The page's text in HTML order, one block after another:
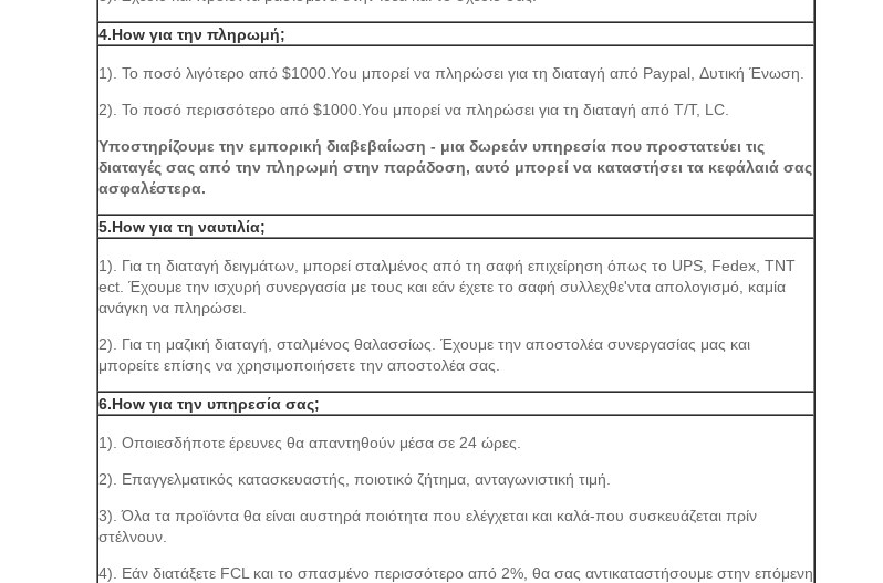
4.How για την πληρωμή;
1). Το ποσό λιγότερο από $1000.You μπορεί να πληρώσει για τη διαταγή από Paypal, Δυτική Ένωση.
2). Το ποσό περισσότερο από $1000.You μπορεί να πληρώσει για τη διαταγή από T/T, LC.
Υποστηρίζουμε την εμπορική διαβεβαίωση - μια δωρεάν υπηρεσία που προστατεύει τις
διαταγές σας από την πληρωμή στην παράδοση, αυτό μπορεί να καταστήσει τα κεφάλαιά σας
ασφαλέστερα.
5.How για τη ναυτιλία;
1). Για τη διαταγή δειγμάτων, μπορεί σταλμένος από τη σαφή επιχείρηση όπως το UPS, Fedex, TNT
ect. Έχουμε την ισχυρή συνεργασία με τους και εάν έχετε το σαφή συλλεχθε'ντα απολογισμό, καμία
ανάγκη να πληρώσει.
2). Για τη μαζική διαταγή, σταλμένος θαλασσίως. Έχουμε την αποστολέα συνεργασίας μας και
μπορείτε επίσης να χρησιμοποιήσετε την αποστολέα σας.
6.How για την υπηρεσία σας;
1). Οποιεσδήποτε έρευνες θα απαντηθούν μέσα σε 24 ώρες.
2). Επαγγελματικός κατασκευαστής, ποιοτικό ζήτημα, ανταγωνιστική τιμή.
3). Όλα τα προϊόντα θα είναι αυστηρά ποιότητα που ελέγχεται και καλά-που συσκευάζεται πρίν
στέλνουν.
4). Εάν διατάξετε FCL και το σπασμένο περισσότερο από 2%, θα σας αντικαταστήσουμε στην επόμενη